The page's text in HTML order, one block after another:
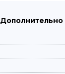
Дополнительно